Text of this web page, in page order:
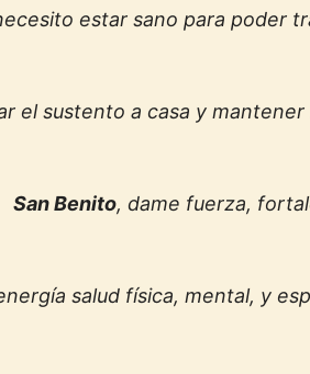
estar sano para poder
el sustento a casa y mantener
San Benito, dame fuerza,
salud física, mental, y